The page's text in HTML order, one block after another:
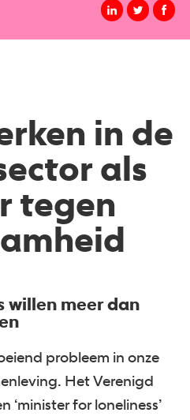
in de
als
tegen
willen meer dan
probleem in onze
Het Verenigd
‘minister for loneliness’